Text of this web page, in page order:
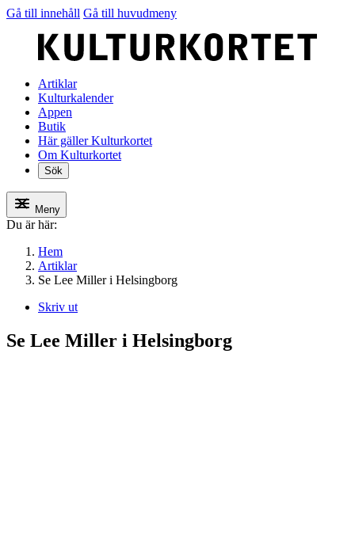
Gå till innehåll Gå till huvudmeny
Artiklar
Kulturkalender
Appen
Butik
Här gäller Kulturkortet
Om Kulturkortet
Sök
Meny
Du är här:
Hem
Artiklar
Se Lee Miller i Helsingborg
Skriv ut
Se Lee Miller i Helsingborg